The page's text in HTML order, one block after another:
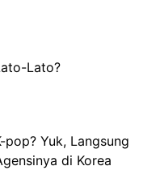
Lato?
pop? Yuk, Langsung
di Korea